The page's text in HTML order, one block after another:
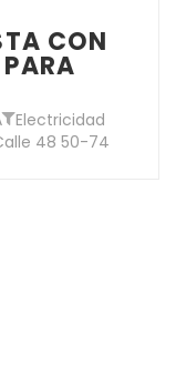
CON
Electricidad
48 50-74